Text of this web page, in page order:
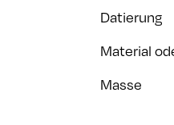
Datierung
Material
Masse